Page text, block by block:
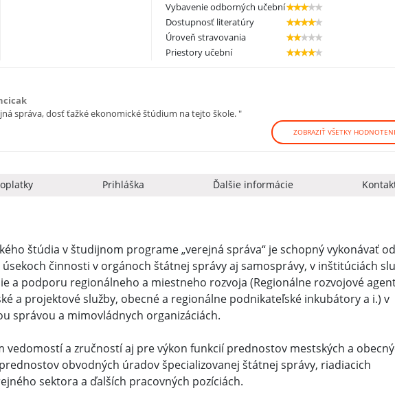
Vybavenie odborných učební
Dostupnosť literatúry
Úroveň stravovania
Priestory učební
správa, dosť ťažké ekonomické štúdium na tejto škole. "
ZOBRAZIŤ VŠETKY
Prihláška Ďalšie informácie
štúdia v študijnom programe „verejná správa“ je schopný vykonávať
činnosti v orgánoch štátnej správy aj samosprávy, v inštitúciách
a podporu regionálneho a miestneho rozvoja (Regionálne rozvojové
a projektové služby, obecné a regionálne podnikateľské inkubátory a i.) v
správou a mimovládnych organizáciách.
a zručností aj pre výkon funkcií prednostov mestských a
obvodných úradov špecializovanej štátnej správy, riadiacich
sektora a ďalších pracovných pozíciách.